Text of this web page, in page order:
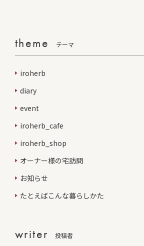
theme テーマ
iroherb
diary
event
iroherb_cafe
iroherb_shop
オーナー様の宅訪問
お知らせ
たとえばこんな暮らしかた
writer 投稿者